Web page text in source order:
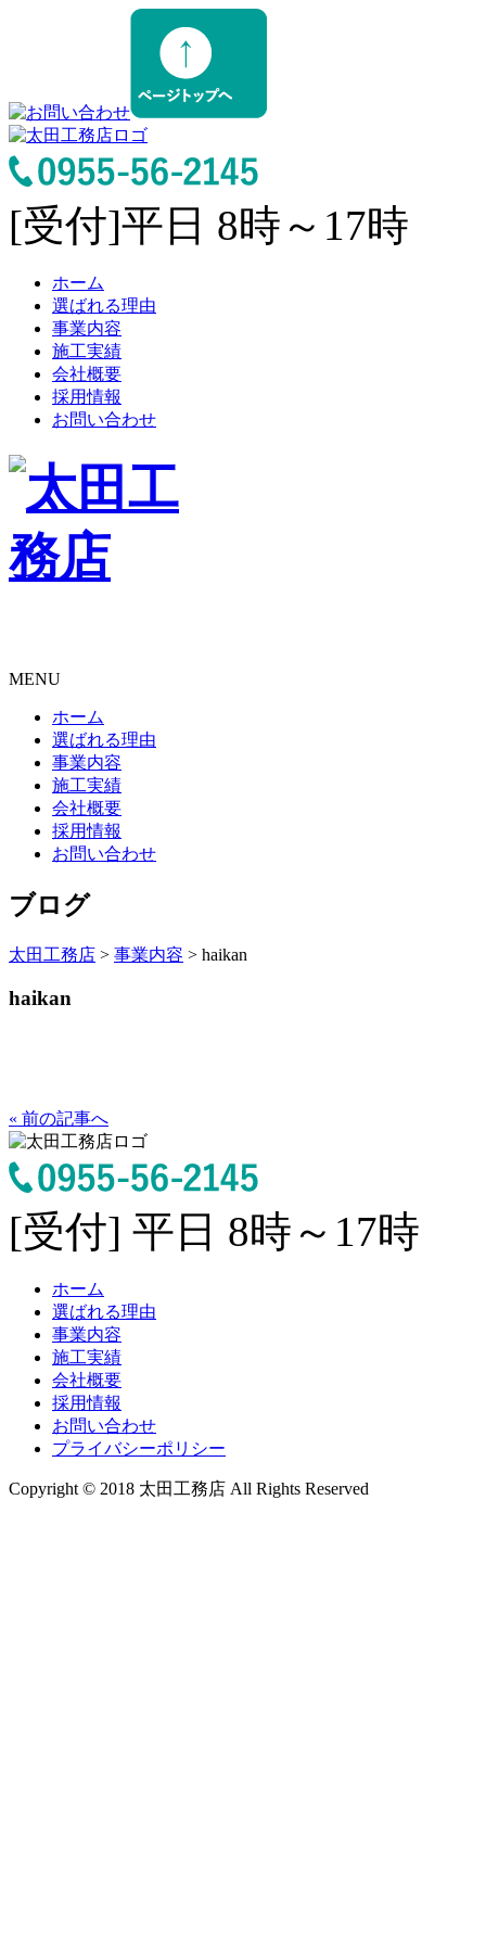
[受付]平日 8時～17時
ホーム
選ばれる理由
事業内容
施工実績
会社概要
採用情報
お問い合わせ
MENU
ホーム
選ばれる理由
事業内容
施工実績
会社概要
採用情報
お問い合わせ
ブログ
太田工務店 > 事業内容 > haikan
haikan
« 前の記事へ
[受付] 平日 8時～17時
ホーム
選ばれる理由
事業内容
施工実績
会社概要
採用情報
お問い合わせ
プライバシーポリシー
Copyright © 2018 太田工務店 All Rights Reserved